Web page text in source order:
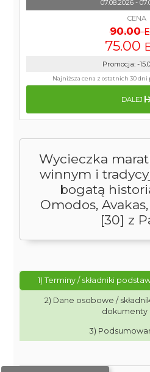
Wycieczka
winnym i
bogatą
Omodos,
[30] z
1) Terminy / składniki
2) Dane osobowe /
dokumenty
3)
07.08.2026 -
CENA
90.00
75.00
Promocja: -
Najniższa cena z ostatnich 30 dni
DALEJ